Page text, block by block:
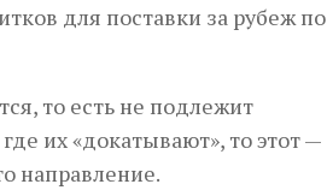
для поставки за рубеж по
то есть не подлежит
их «докатывают», то этот —
направление.